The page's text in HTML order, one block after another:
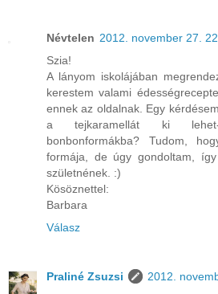
Névtelen 2012. november 27.
Szia!
A lányom iskolájában
kerestem valami
ennek az oldalnak. Egy
a tejkaramellát ki
bonbonformákba? Tudom,
formája, de úgy gondoltam,
születnének. :)
Kösöznettel:
Barbara
Válasz
Praliné Zsuzsi
2012.